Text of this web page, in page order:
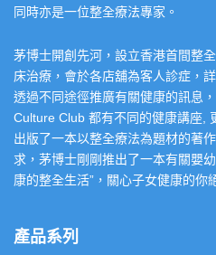
同時亦是一位整全療法專家。
茅博士開創先河，設立香港首間整
床治療，會於各店舖為客人診症，
透過不同途徑推廣有關健康的訊息
Culture Club 都有不同的健康講座,
出版了一本以整全療法為題材的著
求，茅博士剛剛推出了一本有關嬰
康的整全生活”，關心子女健康的你
產品系列